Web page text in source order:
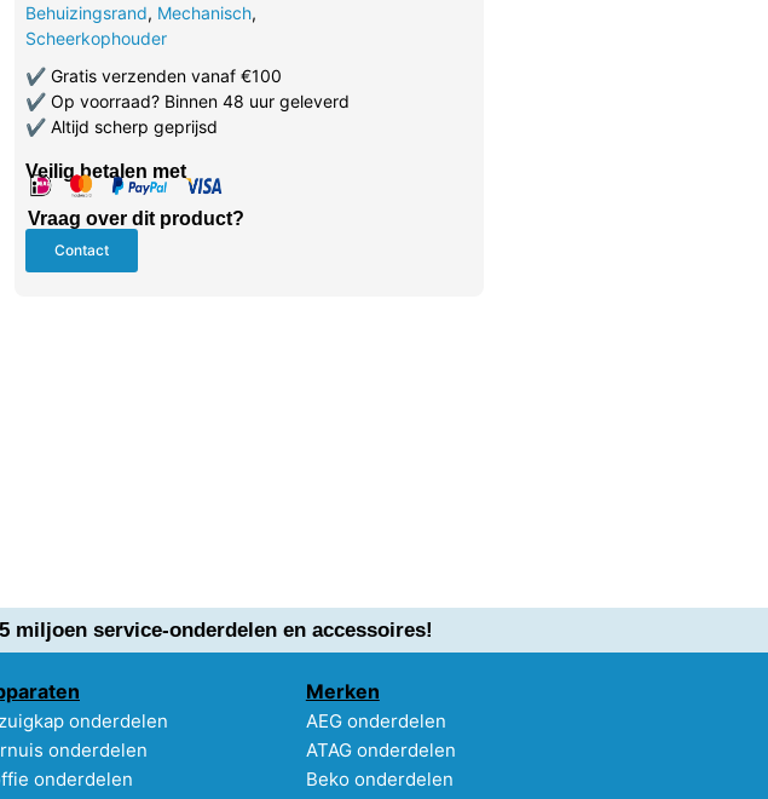
Behuizingsrand, Mechanisch,
Scheerkophouder
✔Gratis verzenden vanaf €100
✔Op voorraad? Binnen 48 uur geleverd
✔Altijd scherp geprijsd
Veilig betalen met
Vraag over dit product?
Contact
miljoen service-onderdelen en accessoires!
onderdelen
onderdelen
onderdelen
Merken
AEG onderdelen
ATAG onderdelen
Beko onderdelen